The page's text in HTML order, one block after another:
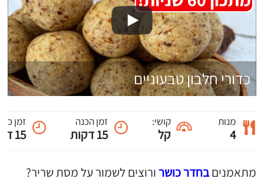
כדורי חלבון טבעוניים
מנות
4
קושי:
קל
זמן הכנה
15 דקות
זמן
15 דקות
מתאמניםבחדר כושרורוצים לשמור על מסת שריר?